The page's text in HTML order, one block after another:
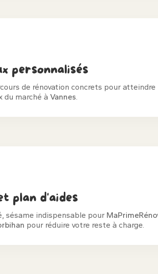
personnalisés
de rénovation concrets pour atteindre
marché à Vannes.
plan d'aides
sésame indispensable pour
pour réduire votre reste à charge.